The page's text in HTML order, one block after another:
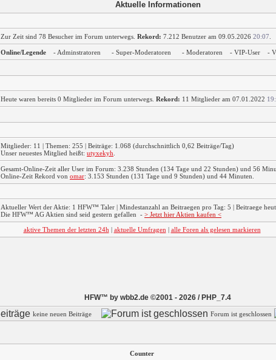
Aktuelle Informationen
Zur Zeit sind 78 Besucher im Forum unterwegs. Rekord: 7.212 Benutzer am 09.05.2026 20:07
Online/Legende - Adminstratoren - Super-Moderatoren - Moderatoren - VIP-User -
Heute waren bereits 0 Mitglieder im Forum unterwegs. Rekord: 11 Mitglieder am 07.01.2022
Mitglieder: 11 | Themen: 255 | Beiträge: 1.068 (durchschnittlich 0,62 Beiträge/Tag)
Unser neuestes Mitglied heißt: utyxekyh
Gesamt-Online-Zeit aller User im Forum: 3.238 Stunden (134 Tage und 22 Stunden) und 56
Online-Zeit Rekord von omar: 3.153 Stunden (131 Tage und 9 Stunden) und 44 Minuten.
Aktueller Wert der Aktie: 1 HFW™ Taler | Mindestanzahl an Beitraegen pro Tag: 5 | Beitraege
Die HFW™ AG Aktien sind seid gestern gefallen - > Jetzt hier Aktien kaufen <
aktive Themen der letzten 24h | aktuelle Umfragen | alle Foren als gelesen markieren
HFW™ by wbb2.de ©2001 - 2026 / PHP_7.4
keine neuen Beiträge Forum ist geschlossen
Counter